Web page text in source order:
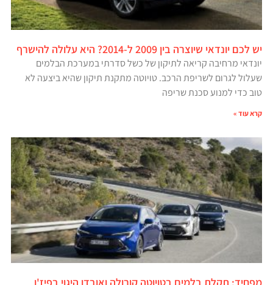
יש לכם יונדאי שיוצרה בין 2009 ל-2014? היא עלולה להישרף
יונדאי מרחיבה קריאה לתיקון של כשל סדרתי במערכת הבלמים
שעלול לגרום לשריפת הרכב. טויוטה מתקנת תיקון שהיא ביצעה לא
טוב כדי למנוע סכנת שריפה
קרא עוד »